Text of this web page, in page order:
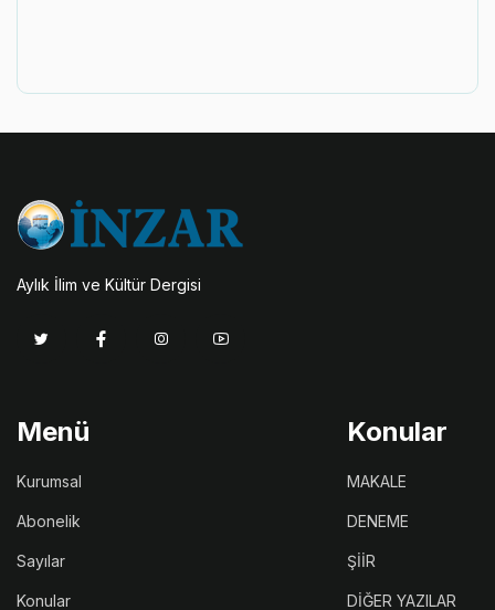
Aylık İlim ve Kültür Dergisi
Menü
Kurumsal
Abonelik
Sayılar
Konular
Konular
MAKALE
DENEME
ŞİİR
DİĞER YAZILAR